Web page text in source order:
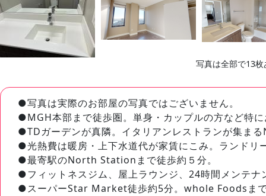
写真は全部で13
●写真は実際のお部屋の写真ではございません。
●MGH本部まで徒歩圏。単身・カップルの方など特
●TDガーデンが真隣。イタリアンレストランが集ま
●光熱費は暖房・上下水道代が家賃にこみ。ランドリ
●最寄駅のNorth Stationまで徒歩約５分。
●フィットネスジム、屋上ラウンジ、24時間メンテ
●スーパーStar Market徒歩約5分。whole Foodsま